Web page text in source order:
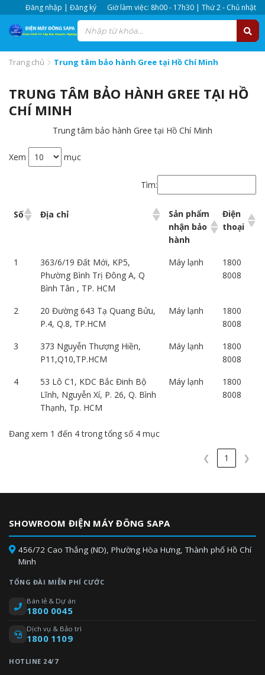
Đăng nhập | Đăng ký Giờ làm việc: 8h00 - 17h30 | Thứ 2 - Chủ nhật
Trang chủ Trung tâm bảo hành Gree tại Hồ Chí Minh
TRUNG TÂM BẢO HÀNH GREE TẠI HỒ
CHÍ MINH
Trung tâm bảo hành Gree tại Hồ Chí Minh
Xem mục
Tìm:
Số Địa chỉ
Sản phẩm
nhận bảo
hành
Điện
thoại
1
363/6/19 Đất Mới, KP5,
Phường Bình Trị Đông A, Q
Bình Tân , TP. HCM
Máy lạnh
1800
8008
2
20 Đường 643 Tạ Quang Bửu,
P.4, Q.8, TP.HCM
Máy lạnh
1800
8008
3
373 Nguyễn Thượng Hiền,
P11,Q10,TP.HCM
Máy lạnh
1800
8008
4
53 Lô C1, KDC Bắc Đinh Bộ
Lĩnh, Nguyễn Xí, P. 26, Q. Bình
Thạnh, Tp. HCM
Máy lạnh
1800
8008
Đang xem 1 đến 4 trong tổng số 4 mục
❮ 1 ❯
SHOWROOM ĐIỆN MÁY ĐÔNG SAPA
456/72 Cao Thắng (ND), Phường Hòa Hưng, Thành phố Hồ Chí
Minh
TỔNG ĐÀI MIỄN PHÍ CƯỚC
Bán lẻ & Dự án
1800 0045
Dịch vụ & Bảo trì
1800 1109
HOTLINE 24/7